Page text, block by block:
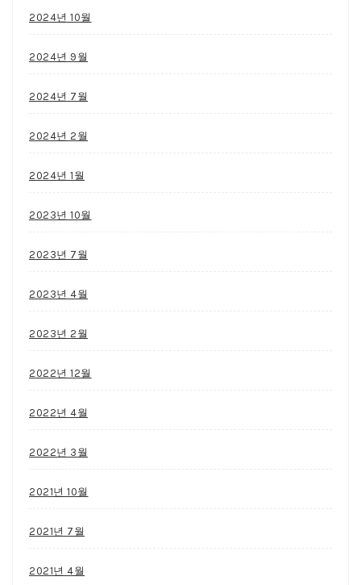
2024년 10월
2024년 9월
2024년 7월
2024년 2월
2024년 1월
2023년 10월
2023년 7월
2023년 4월
2023년 2월
2022년 12월
2022년 4월
2022년 3월
2021년 10월
2021년 7월
2021년 4월